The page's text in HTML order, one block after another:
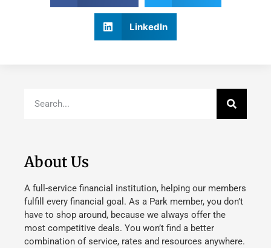
LinkedIn
About Us
A full-service financial institution, helping our members
fulfill every financial goal. As a Park member, you don’t
have to shop around, because we always offer the
most competitive deals. You won’t find a better
combination of service, rates and resources anywhere.